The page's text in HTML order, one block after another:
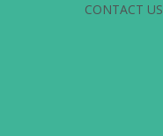
CONTACT US